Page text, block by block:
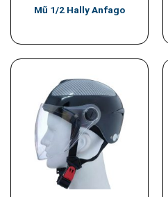
Mũ 1/2 Hally Anfago